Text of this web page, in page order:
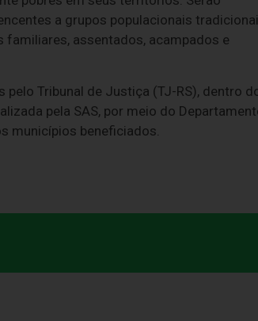
a grupos populacionais
assentados, acampados e
Tribunal de Justiça (TJ-RS), dentro
pela SAS, por meio do
municípios beneficiados.